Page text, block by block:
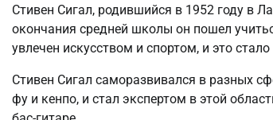
Стивен Сигал, родившийся в 1952 году в
окончания средней школы он пошел
увлечен искусством и спортом, и это
Стивен Сигал саморазвивался в разных
фу и кенпо, и стал экспертом в этой